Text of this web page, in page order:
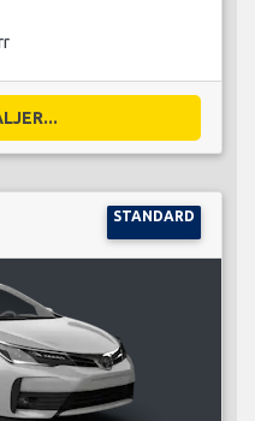
STANDARD